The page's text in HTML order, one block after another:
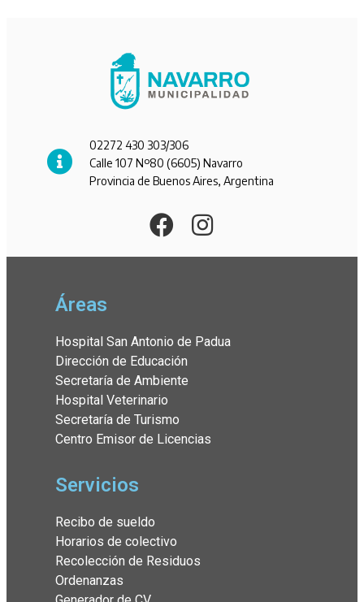
02272 430 303/306
Calle 107 Nº80 (6605) Navarro
Provincia de Buenos Aires, Argentina
Áreas
Hospital San Antonio de Padua
Dirección de Educación
Secretaría de Ambiente
Hospital Veterinario
Secretaría de Turismo
Centro Emisor de Licencias
Servicios
Recibo de sueldo
Horarios de colectivo
Recolección de Residuos
Ordenanzas